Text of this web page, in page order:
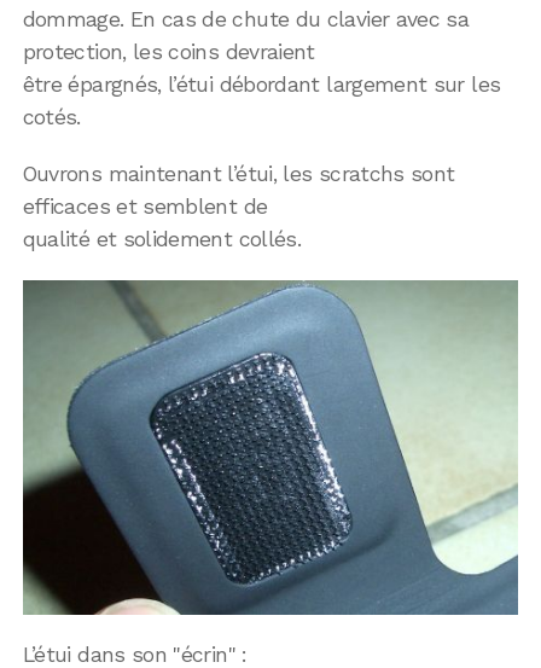
dommage. En cas de chute du clavier avec sa
protection, les coins devraient
être épargnés, l’étui débordant largement sur les
cotés.
Ouvrons maintenant l’étui, les scratchs sont
efficaces et semblent de
qualité et solidement collés.
L’étui dans son "écrin" :